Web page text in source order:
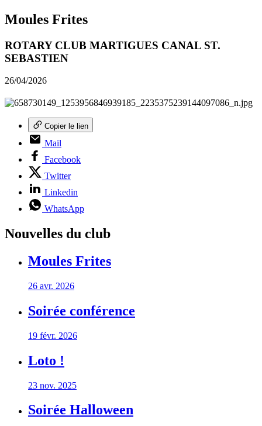
Moules Frites
ROTARY CLUB MARTIGUES CANAL ST.
SEBASTIEN
26/04/2026
Copier le lien
Mail
Facebook
Twitter
Linkedin
WhatsApp
Nouvelles du club
Moules Frites
26 avr. 2026
Soirée conférence
19 févr. 2026
Loto !
23 nov. 2025
Soirée Halloween